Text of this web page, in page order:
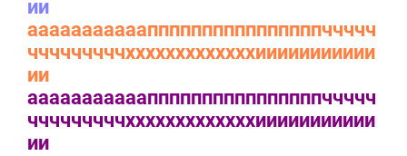
ии
аааааааааааппппппппппппппппччччч
чччччччччхххххххххххххиииииииииии
ии
аааааааааааппппппппппппппппччччч
чччччччччхххххххххххххиииииииииии
ии